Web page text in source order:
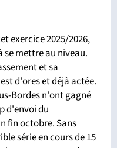
exercice 2025/2026,
se mettre au niveau.
et sa
d'ores et déjà actée.
Bordes n'ont gagné
d'envoi du
fin octobre. Sans
série en cours de 15